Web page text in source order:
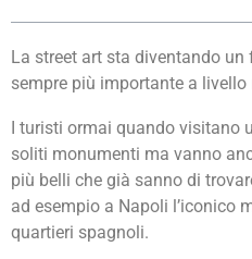
La street art sta diventando
sempre più importante a
I turisti ormai quando visitano
soliti monumenti ma vanno
più belli che già sanno di
ad esempio a Napoli l’iconico
quartieri spagnoli.